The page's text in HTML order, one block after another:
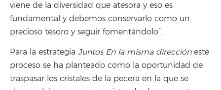
viene de la diversidad que atesora y eso es
fundamental y debemos conservarlo como un
precioso tesoro y seguir fomentándolo”.
Para la estrategia Juntos En la misma direccióneste
proceso se ha planteado como la oportunidad de
traspasar los cristales de la pecera en la que se